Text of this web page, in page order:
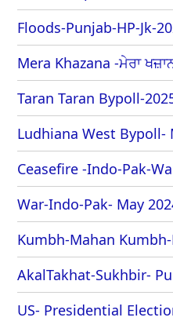
Floods-Punjab-HP-Jk-
Mera Khazana -ਮੇਰਾ
Taran Taran Bypoll-
Ludhiana West Bypoll-
Ceasefire -Indo-Pak-
War-Indo-Pak- May
Kumbh-Mahan
AkalTakhat-Sukhbir-
US- Presidential